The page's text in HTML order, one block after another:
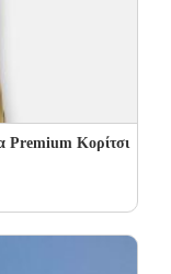
Premium Κορίτσι